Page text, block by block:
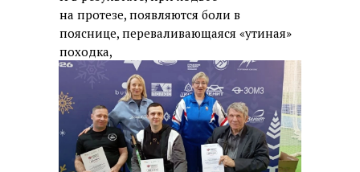
на протезе, появляются боли в
пояснице, переваливающаяся «утиная»
походка,
боли в суставах.